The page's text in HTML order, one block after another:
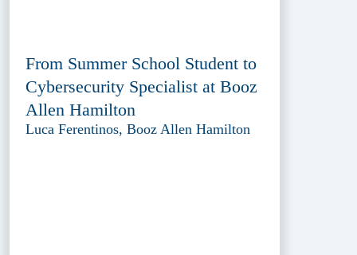
From Summer School Student to
Cybersecurity Specialist at Booz
Allen Hamilton
Luca Ferentinos, Booz Allen Hamilton